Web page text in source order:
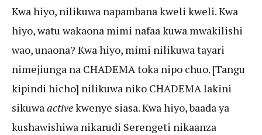
Kwa hiyo, nilikuwa napambana kweli kweli. Kwa
hiyo, watu wakaona mimi nafaa kuwa mwakilishi
wao, unaona? Kwa hiyo, mimi nilikuwa tayari
nimejiunga na CHADEMA toka nipo chuo. [Tangu
kipindi hicho] nilikuwa niko CHADEMA lakini
sikuwaactivekwenye siasa. Kwa hiyo, baada ya
kushawishiwa nikarudi Serengeti nikaanza